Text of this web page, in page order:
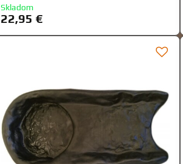
Skladom
22,95 €